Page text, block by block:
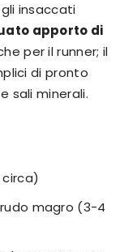
insaccati
apporto di
per il runner; il
di pronto
sali minerali.
magro (3-4